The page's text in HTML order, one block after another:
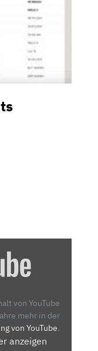
von YouTube
mehr in der
von YouTube.
anzeigen